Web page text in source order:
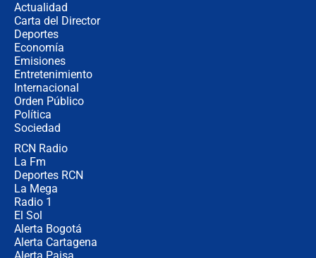
Actualidad
Carta del Director
Deportes
Economía
Emisiones
Entretenimiento
Internacional
Orden Público
Política
Sociedad
RCN Radio
La Fm
Deportes RCN
La Mega
Radio 1
El Sol
Alerta Bogotá
Alerta Cartagena